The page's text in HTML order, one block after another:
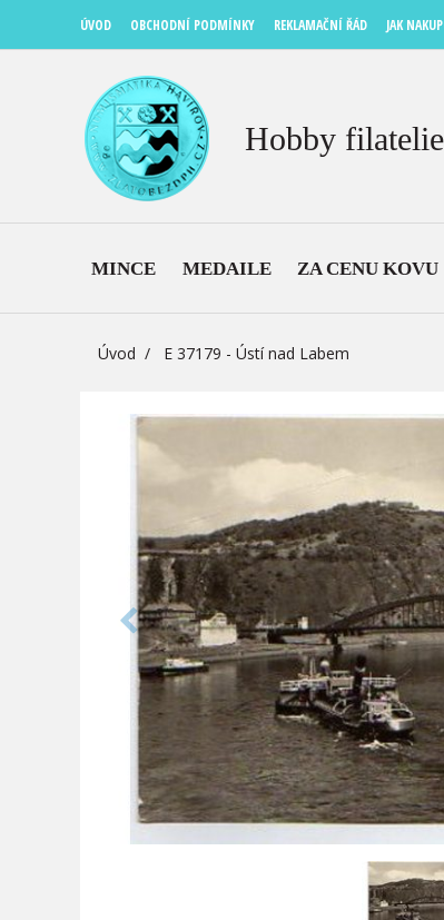
ÚVOD OBCHODNÍ PODMÍNKY REKLAMAČNÍ ŘÁD JAK
Hobby
MINCE MEDAILE ZA CENU KOVU
Úvod E 37179 - Ústí nad Labem